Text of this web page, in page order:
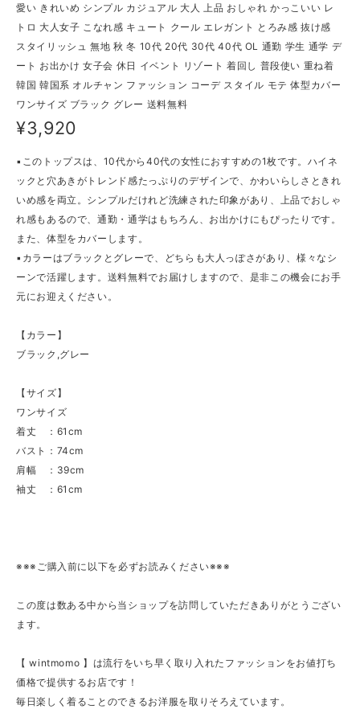
愛い きれいめ シンプル カジュアル 大人 上品 おしゃれ かっこいい レ
トロ 大人女子 こなれ感 キュート クール エレガント とろみ感 抜け感
スタイリッシュ 無地 秋 冬 10代 20代 30代 40代 OL 通勤 学生 通学 デ
ート お出かけ 女子会 休日 イベント リゾート 着回し 普段使い 重ね着
韓国 韓国系 オルチャン ファッション コーデ スタイル モテ 体型カバー
ワンサイズ ブラック グレー 送料無料
¥3,920
▪このトップスは、10代から40代の女性におすすめの1枚です。ハイネ
ックと穴あきがトレンド感たっぷりのデザインで、かわいらしさときれ
いめ感を両立。シンプルだけれど洗練された印象があり、上品でおしゃ
れ感もあるので、通勤・通学はもちろん、お出かけにもぴったりです。
また、体型をカバーします。
▪カラーはブラックとグレーで、どちらも大人っぽさがあり、様々なシ
ーンで活躍します。送料無料でお届けしますので、是非この機会にお手
元にお迎えください。
【カラー】
ブラック,グレー
【サイズ】
ワンサイズ
着丈 ：61cm
バスト：74cm
肩幅 ：39cm
袖丈 ：61cm
※※※ご購入前に以下を必ずお読みください※※※
この度は数ある中から当ショップを訪問していただきありがとうござい
ます。
【 wintmomo 】は流行をいち早く取り入れたファッションをお値打ち
価格で提供するお店です！
毎日楽しく着ることのできるお洋服を取りそろえています。